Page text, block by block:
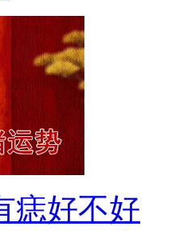
痣好不好